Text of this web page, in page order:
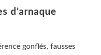
d’arnaque
gonflés, fausses